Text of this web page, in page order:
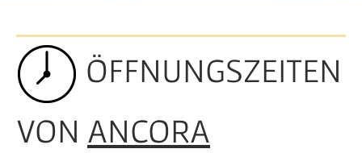
ÖFFNUNGSZEITEN
VON ANCORA